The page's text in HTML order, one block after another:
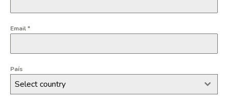
Email*
País
Select country